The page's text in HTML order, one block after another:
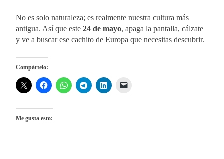
No es solo naturaleza; es realmente nuestra cultura más
antigua. Así que este 24 de mayo, apaga la pantalla, cálzate
y ve a buscar ese cachito de Europa que necesitas descubrir.
Compártelo:
Me gusta esto: